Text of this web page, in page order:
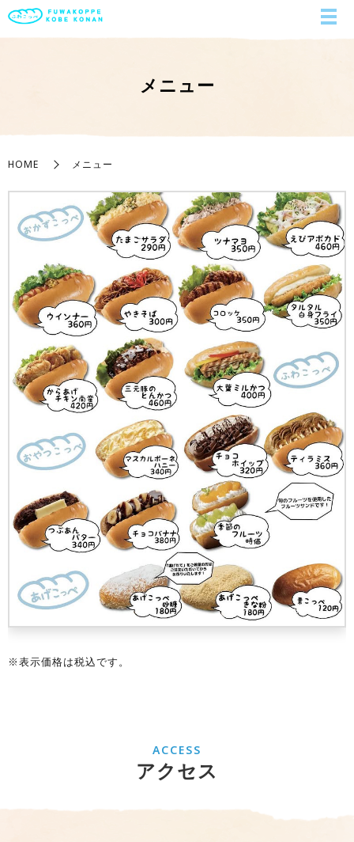
メニュー
HOME メニュー
※表示価格は税込です。
ACCESS
アクセス